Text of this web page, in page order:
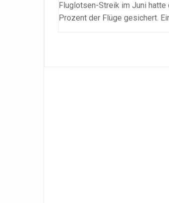
Fluglotsen-Streik im Juni hatte
Prozent der Flüge gesichert.